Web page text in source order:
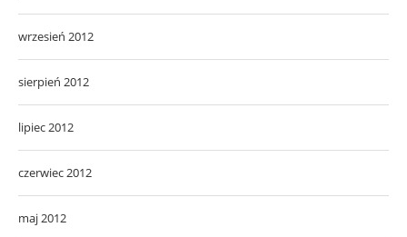
wrzesień 2012
sierpień 2012
lipiec 2012
czerwiec 2012
maj 2012